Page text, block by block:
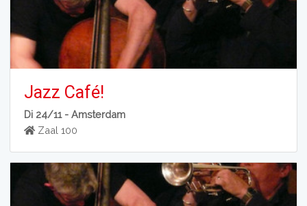
Jazz Café!
Di 24/11 -Amsterdam
Zaal 100